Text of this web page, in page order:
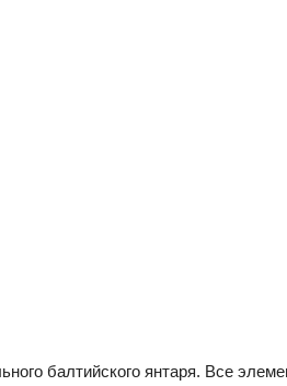
балтийского янтаря. Все